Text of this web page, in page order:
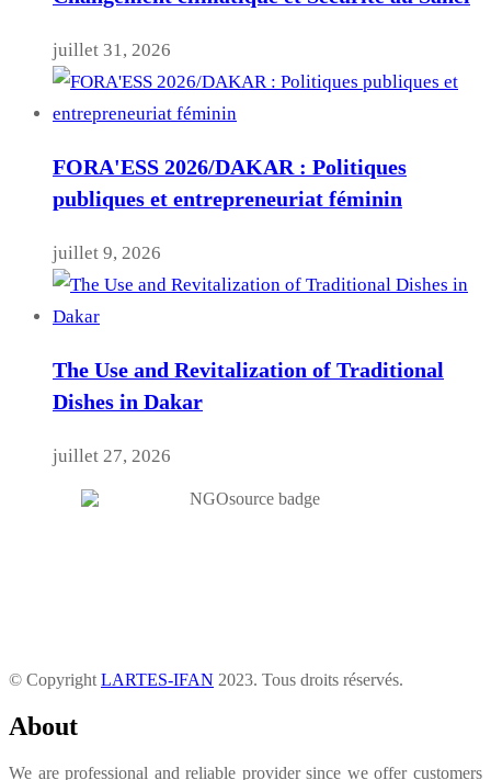
juillet 31, 2026
FORA'ESS 2026/DAKAR : Politiques
publiques et entrepreneuriat féminin
juillet 9, 2026
The Use and Revitalization of Traditional
Dishes in Dakar
juillet 27, 2026
© Copyright LARTES-IFAN 2023. Tous droits réservés.
About
We are professional and reliable provider since we offer customers